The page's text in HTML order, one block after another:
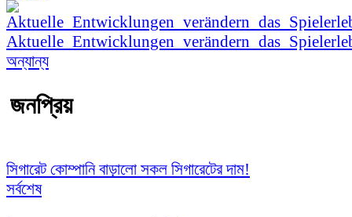
অন্যান্য
জনপ্রিয়
সিগারেট কোম্পানি বাড়ালো সকল সিগারেটের দাম!
সর্বশেষ